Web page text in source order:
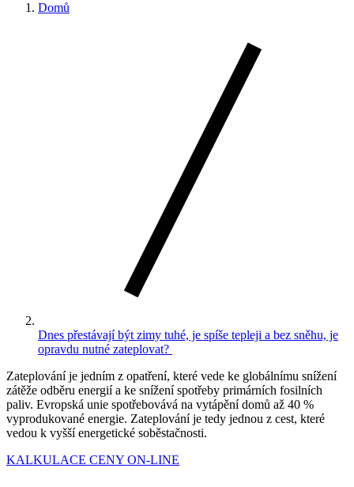
Domů
Dnes přestávají být zimy tuhé, je spíše tepleji a bez sněhu, je
opravdu nutné zateplovat?
Zateplování je jedním z opatření, které vede ke globálnímu snížení
zátěže odběru energií a ke snížení spotřeby primárních fosilních
paliv. Evropská unie spotřebovává na vytápění domů až 40 %
vyprodukované energie. Zateplování je tedy jednou z cest, které
vedou k vyšší energetické soběstačnosti.
KALKULACE CENY ON-LINE